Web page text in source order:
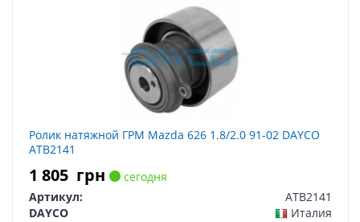
Ролик натяжной ГРМ Mazda 626 1.8/2.0 91-02 DAYCO
ATB2141
1 805 грн
сегодня
Артикул:
ATB2141
DAYCO
Италия